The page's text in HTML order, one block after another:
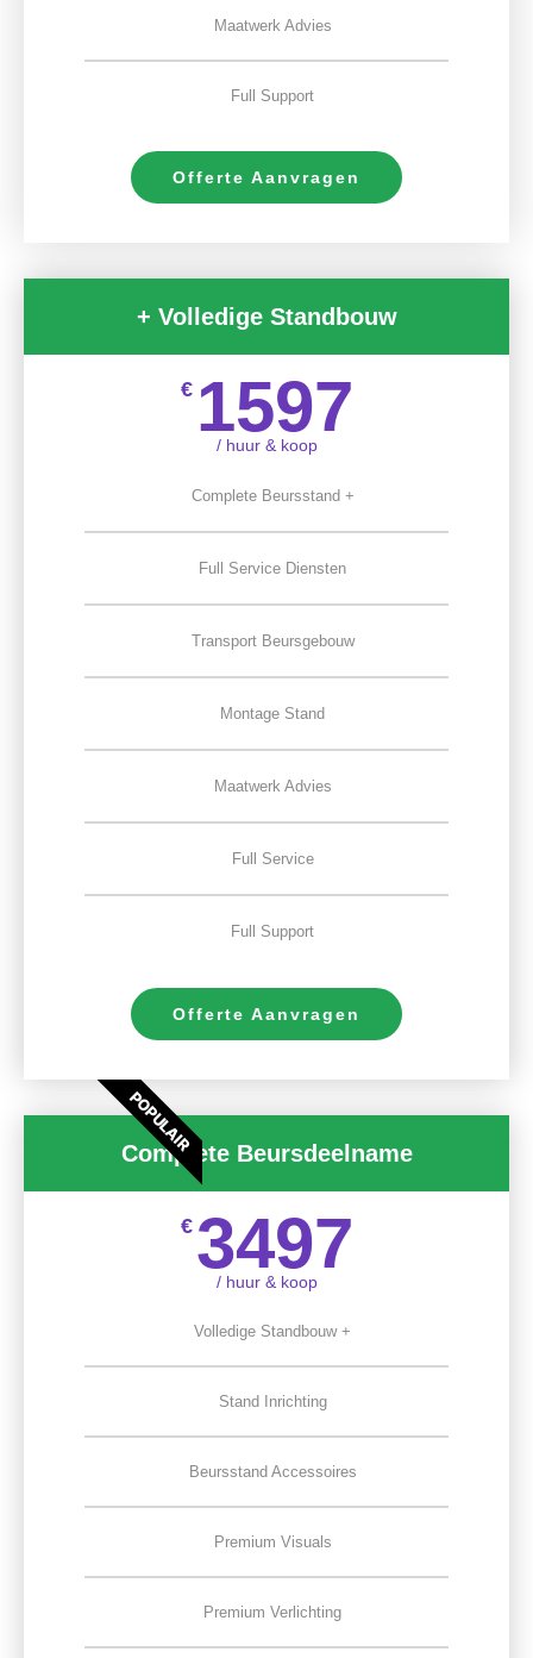
Maatwerk Advies
Full Support
Offerte Aanvragen
+ Volledige Standbouw
€ 1597
/ huur & koop
Complete Beursstand +
Full Service Diensten
Transport Beursgebouw
Montage Stand
Maatwerk Advies
Full Service
Full Support
Offerte Aanvragen
POPULAIR
Complete Beursdeelname
€ 3497
/ huur & koop
Volledige Standbouw +
Stand Inrichting
Beursstand Accessoires
Premium Visuals
Premium Verlichting